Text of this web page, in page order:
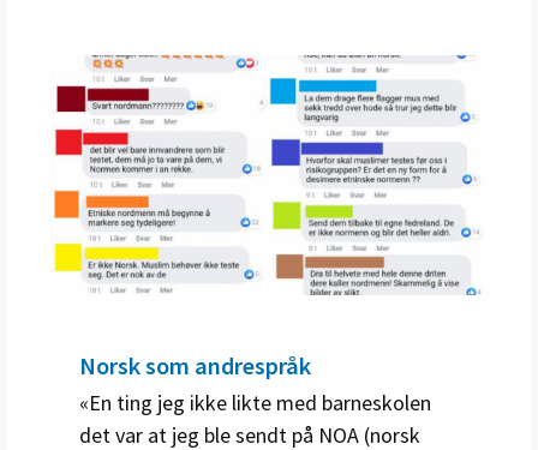
Norsk som andrespråk
«En ting jeg ikke likte med barneskolen
det var at jeg ble sendt på NOA (norsk